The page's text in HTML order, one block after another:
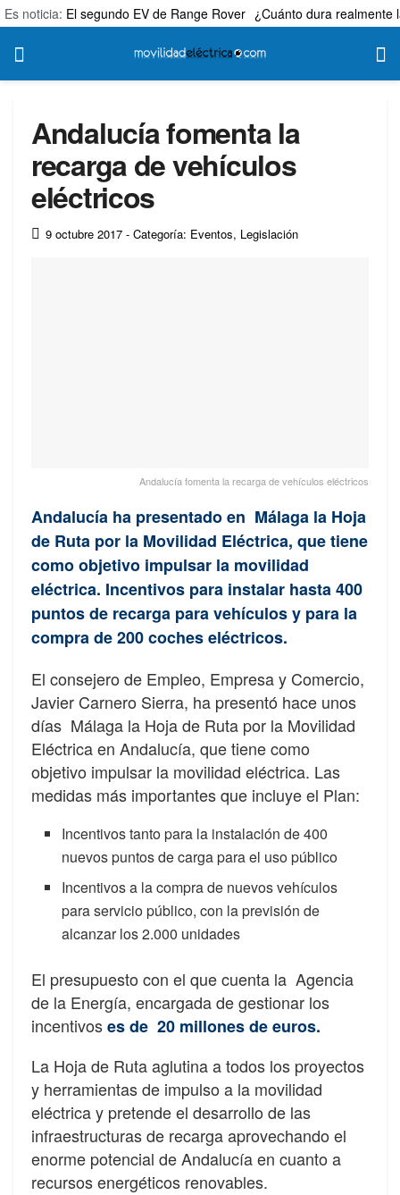
Es noticia: El segundo EV de Range Rover ¿Cuánto dura realmente
Andalucía fomenta la
recarga de vehículos
eléctricos
9 octubre 2017 - Categoría: Eventos, Legislación
Andalucía fomenta la recarga de vehículos eléctricos
Andalucía ha presentado en Málaga la Hoja
de Ruta por la Movilidad Eléctrica, que tiene
como objetivo impulsar la movilidad
eléctrica. Incentivos para instalar hasta 400
puntos de recarga para vehículos y para la
compra de 200 coches eléctricos.
El consejero de Empleo, Empresa y Comercio,
Javier Carnero Sierra, ha presentó hace unos
días Málaga la Hoja de Ruta por la Movilidad
Eléctrica en Andalucía, que tiene como
objetivo impulsar la movilidad eléctrica. Las
medidas más importantes que incluye el Plan:
Incentivos tanto para la instalación de 400
nuevos puntos de carga para el uso público
Incentivos a la compra de nuevos vehículos
para servicio público, con la previsión de
alcanzar los 2.000 unidades
El presupuesto con el que cuenta la Agencia
de la Energía, encargada de gestionar los
incentivoses de 20 millones de euros.
La Hoja de Ruta aglutina a todos los proyectos
y herramientas de impulso a la movilidad
eléctrica y pretende el desarrollo de las
infraestructuras de recarga aprovechando el
enorme potencial de Andalucía en cuanto a
recursos energéticos renovables.